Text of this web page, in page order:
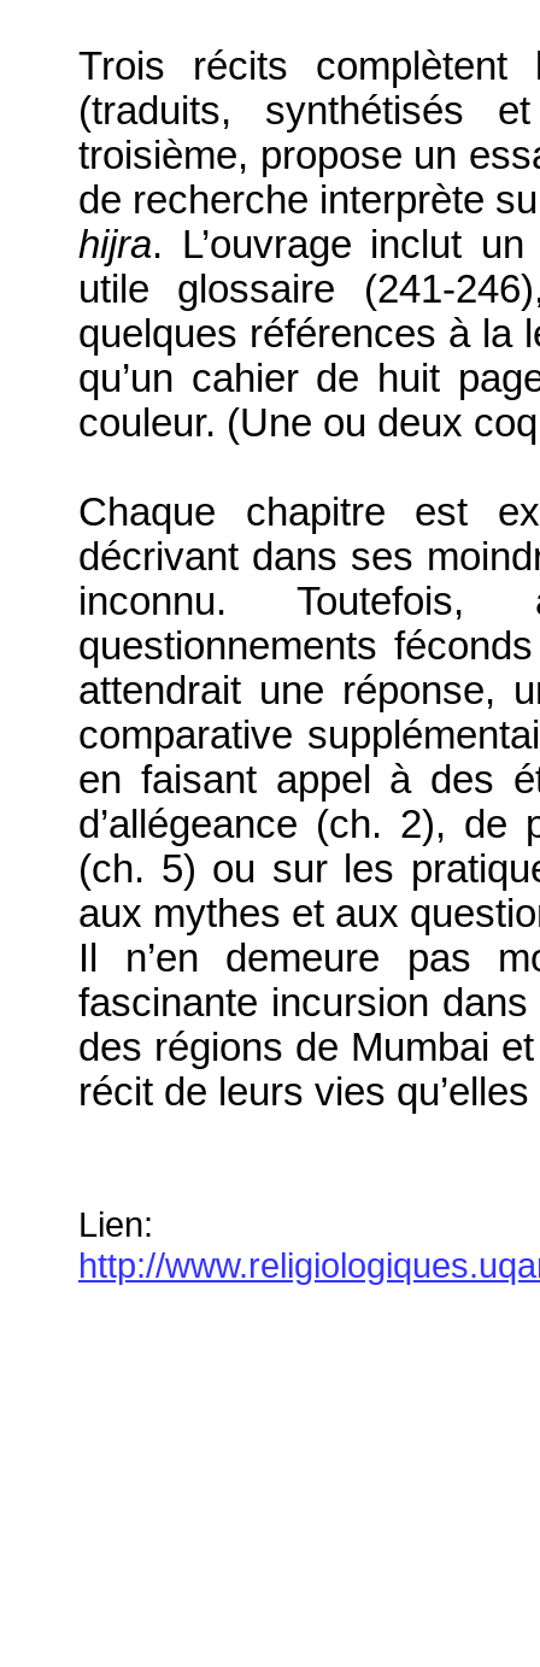
Trois récits complètent
(traduits, synthétisés
troisième, propose un
de recherche interprète
hijra. L’ouvrage inclut
utile glossaire (241-
quelques références à la
qu’un cahier de huit
couleur. (Une ou deux
Chaque chapitre est
décrivant dans ses
inconnu.
questionnements
attendrait une réponse,
comparative
en faisant appel à des
d’allégeance (ch. 2),
(ch. 5) ou sur les
aux mythes et aux
Il n’en demeure pas
fascinante incursion
des régions de Mumbai
récit de leurs vies
Lien:
http://